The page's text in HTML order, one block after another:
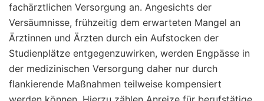
fachärztlichen Versorgung an. Angesichts der
Versäumnisse, frühzeitig dem erwarteten Mangel an
Ärztinnen und Ärzten durch ein Aufstocken der
Studienplätze entgegenzuwirken, werden Engpässe in
der medizinischen Versorgung daher nur durch
flankierende Maßnahmen teilweise kompensiert